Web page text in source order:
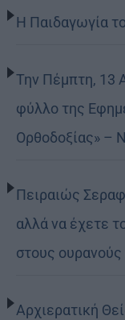
Η Παιδαγωγία
Την Πέμπτη, 13
φύλλο της
Ορθοδοξίας» –
Πειραιώς
αλλά να έχετε
στους
Αρχιερατική